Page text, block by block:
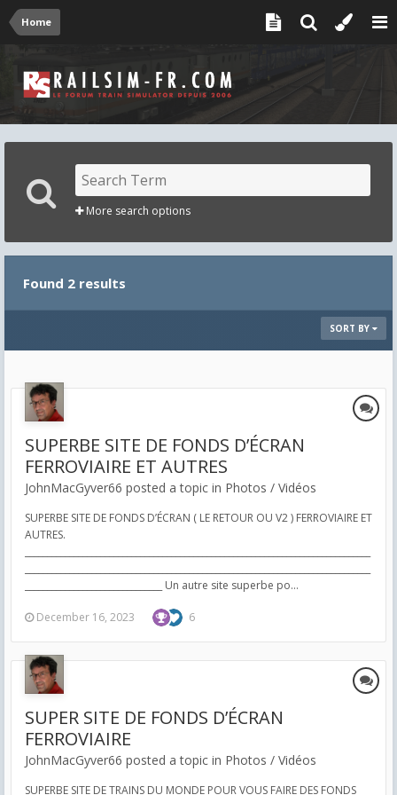
Home
More search options
Found 2 results
SORT BY
SUPERBE SITE DE FONDS D’ÉCRAN
FERROVIAIRE ET AUTRES
JohnMacGyver66 posted a topic in Photos / Vidéos
SUPERBE SITE DE FONDS D’ÉCRAN ( LE RETOUR OU V2 ) FERROVIAIRE ET
AUTRES.
_______________________________ Un autre site superbe po...
December 16, 2023 6
SUPER SITE DE FONDS D’ÉCRAN
FERROVIAIRE
JohnMacGyver66 posted a topic in Photos / Vidéos
SUPERBE SITE DE TRAINS DU MONDE POUR VOUS FAIRE DES FONDS